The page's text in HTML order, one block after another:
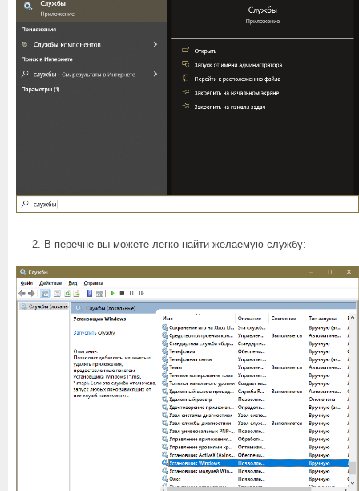
В перечне вы можете легко найти желаемую службу: